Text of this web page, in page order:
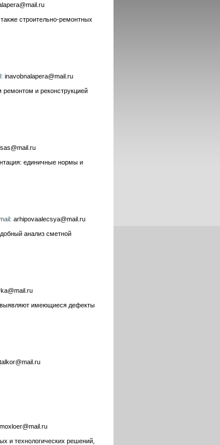
строительно-ремонтных
inavobnalapera@mail.ru
ремонтом и реконструкцией
единичные нормы и
arhipovaalecsya@mail.ru
анализ сметной
выявляют имеющиеся дефекты
и технологических решений,